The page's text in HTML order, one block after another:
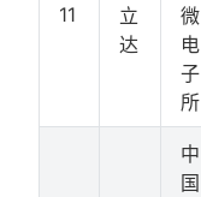
11
立
达
微
电
子
所
中
国